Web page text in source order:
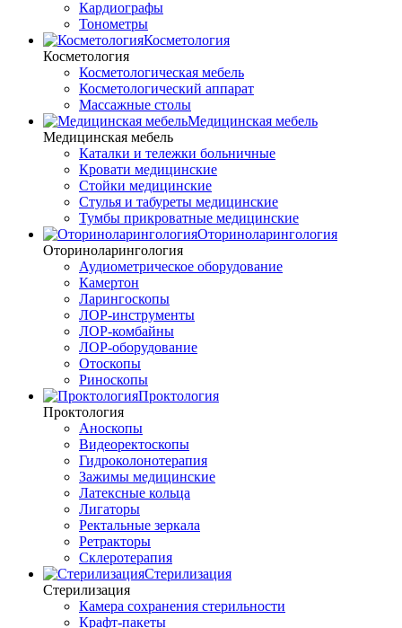
Кардиографы
Тонометры
Косметология
Косметология
Косметологическая мебель
Косметологический аппарат
Массажные столы
Медицинская мебель
Медицинская мебель
Каталки и тележки больничные
Кровати медицинские
Стойки медицинские
Стулья и табуреты медицинские
Тумбы прикроватные медицинские
Оториноларингология
Оториноларингология
Аудиометрическое оборудование
Камертон
Ларингоскопы
ЛОР-инструменты
ЛОР-комбайны
ЛОР-оборудование
Отоскопы
Риноскопы
Проктология
Проктология
Аноскопы
Видеоректоскопы
Гидроколонотерапия
Зажимы медицинские
Латексные кольца
Лигаторы
Ректальные зеркала
Ретракторы
Склеротерапия
Стерилизация
Стерилизация
Камера сохранения стерильности
Крафт-пакеты